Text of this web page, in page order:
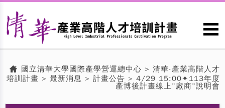
國立清華大學國際產學營運總中心 > 清華-產業高階人才
培訓計畫 > 最新消息 > 計畫公告 > 4/29 15:00✦113年度
產博後計畫線上"廠商"說明會